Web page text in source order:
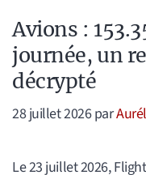
Avions :
journée, un
décrypté
28 juillet 2026par
Le 23 juillet 2026,